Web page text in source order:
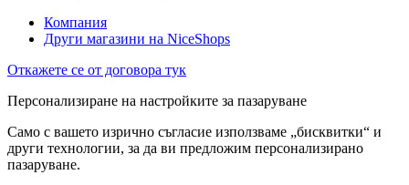
Компания
Други магазини на NiceShops
Откажете се от договора тук
Персонализиране на настройките за пазаруване
Само с вашето изрично съгласие използваме „бисквитки“ и
други технологии, за да ви предложим персонализирано
пазаруване.